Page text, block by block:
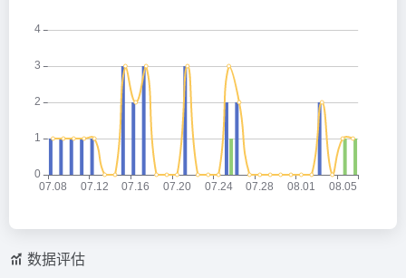
数据评估